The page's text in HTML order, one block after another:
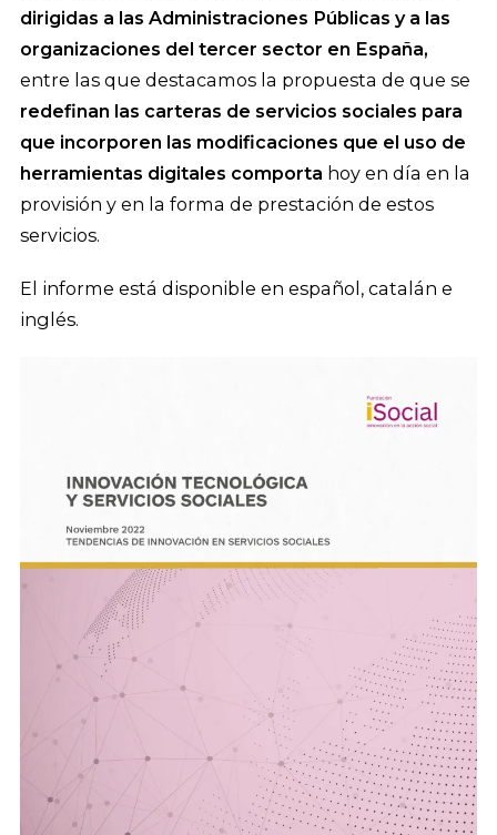
dirigidas a las Administraciones Públicas y a las
organizaciones del tercer sector en España,
entre las que destacamos la propuesta de que se
redefinan las carteras de servicios sociales para
que incorporen las modificaciones que el uso de
herramientas digitales comporta hoy en día en la
provisión y en la forma de prestación de estos
servicios.
El informe está disponible en español, catalán e
inglés.